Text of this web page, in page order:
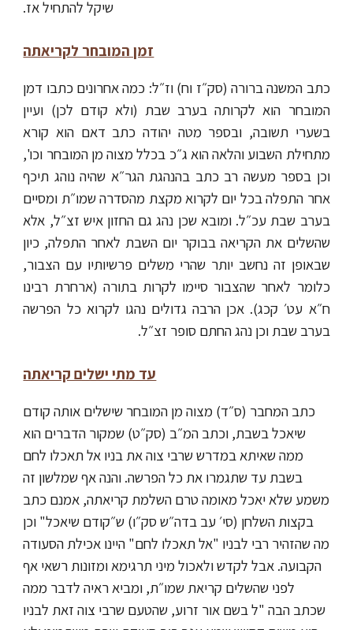
שיקל להתחיל אז.
זמן המובחר לקריאתה
כתב המשנה ברורה (סק״ז וח) וז״ל: כמה אחרונים כתבו דמן
המובחר הוא לקרותה בערב שבת (ולא קודם לכן) ועיין
בשערי תשובה, ובספר מטה יהודה כתב דאם הוא קורא
מתחילת השבוע והלאה הוא ג״כ בכלל מצוה מן המובחר וכו',
וכן בספר מעשה רב כתב בהנהגת הגר״א שהיה נוהג תיכף
אחר התפלה בכל יום לקרוא מקצת מהסדרה שמו״ת ומסיים
בערב שבת עכ״ל. ומובא שכן נהג גם החזון איש זצ״ל, אלא
שהשלים את הקריאה בבוקר יום השבת לאחר התפלה, כיון
שבאופן זה נחשב יותר שהרי משלים פרשיותיו עם הצבור,
כלומר לאחר שהצבור סיימו לקרות בתורה (ארחרת רבינו
ח״א עט׳ קכג). אכן הרבה גדולים נהגו לקרוא כל הפרשה
בערב שבת וכן נהג החתם סופר זצ״ל.
עד מתי ישלים קריאתה
כתב המחבר (ס״ד) מצוה מן המובחר שישלים אותה קודם
שיאכל בשבת, וכתב המ״ב (סק״ט) שמקור הדברים הוא
ממה שאיתא במדרש שרבי צוה את בניו אל תאכלו לחם
בשבת עד שתגמרו את כל הפרשה. והנה אף שמלשון זה
משמע שלא יאכל מאומה טרם השלמת קריאתה, אמנם כתב
בקצות השלחן (סי׳ עב בדה״ש סק״ו) ש״קודם שיאכל" וכן
מה שהזהיר רבי לבניו "אל תאכלו לחם" היינו אכילת הסעודה
הקבועה. אבל לקדש ולאכול מיני תרגימא ומזונות רשאי אף
לפני שהשלים קריאת שמו״ת, ומביא ראיה לדבר ממה
שכתב הבה "ל בשם אור זרוע, שהטעם שרבי צוה זאת לבניו